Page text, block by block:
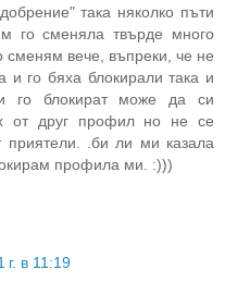
така няколко пъти
го сменяла твърде много
сменям вече, въпреки, че не
го бяха блокирали така и
го блокират може да си
от друг профил но не се
.би ли ми казала
профила ми. :)))
г. в 11:19